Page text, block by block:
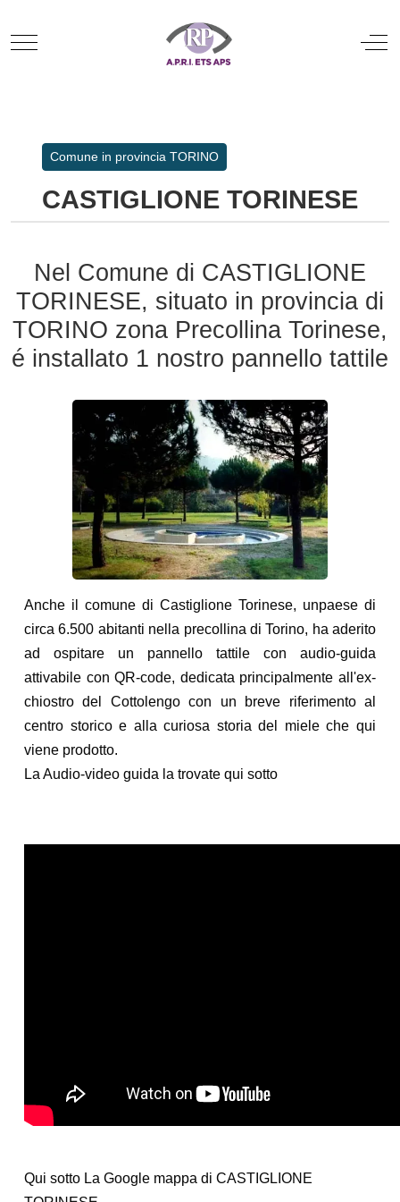
Mobile Menu Toggle Off-
Comune in provincia TORINO
CASTIGLIONE TORINESE
Nel Comune di CASTIGLIONE
TORINESE, situato in provincia di
TORINO zona Precollina Torinese,
é installato 1 nostro pannello tattile
Anche il comune di Castiglione Torinese, unpaese di
circa 6.500 abitanti nella precollina di Torino, ha aderito
ad ospitare un pannello tattile con audio-guida
attivabile con QR-code, dedicata principalmente all'ex-
chiostro del Cottolengo con un breve riferimento al
centro storico e alla curiosa storia del miele che qui
viene prodotto.
La Audio-video guida la trovate qui sotto
Qui sotto La Google mappa di CASTIGLIONE